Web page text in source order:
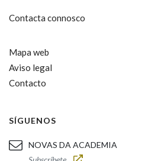
Contacta connosco
Mapa web
Aviso legal
Contacto
SÍGUENOS
NOVAS DA ACADEMIA